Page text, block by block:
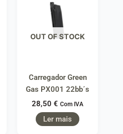
OUT OF STOCK
Carregador Green
Gas PX001 22bb´s
28,50 € Com IVA
Ler mais